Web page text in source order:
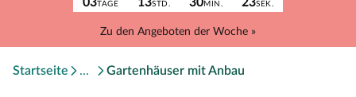
TAGE STD. MIN. SEK.
Zu den Angeboten der Woche »
Startseite Gartenhäuser mit Anbau